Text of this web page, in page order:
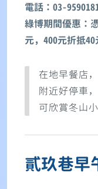
電話：03-
綠博期間優惠：
元，400元折抵
在地早餐店
附近好停車
可欣賞冬山
貳玖巷早